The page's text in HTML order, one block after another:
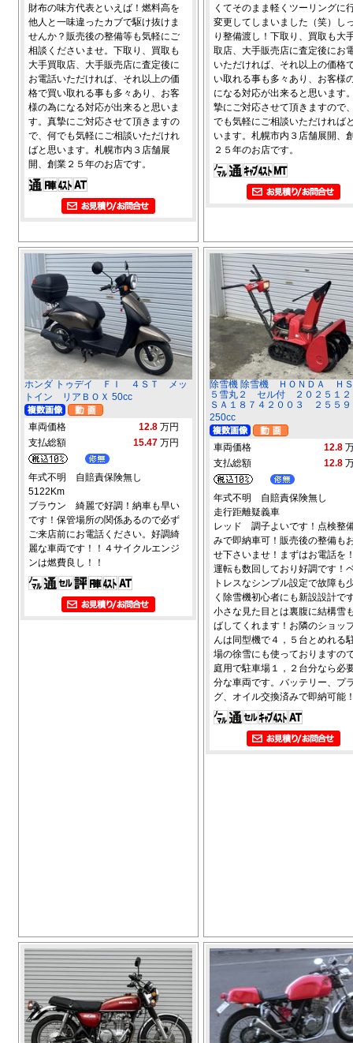
財布の味方代表といえば！燃料高を
他人と一味違ったカブで駆け抜けま
せんか？販売後の整備等も気軽にご
相談くださいませ。下取り、買取も
大手買取店、大手販売店に査定後に
お電話いただければ、それ以上の価
格で買い取れる事も多々あり、お客
様の為になる対応が出来ると思いま
す。真摯にご対応させて頂きますの
で、何でも気軽にご相談いただけれ
ばと思います。札幌市内３店舗展
開、創業２５年のお店です。
くてそのまま軽くツーリングに
変更してしまいました（笑）し
り整備渡し！下取り、買取も大
取店、大手販売店に査定後にお
いただければ、それ以上の価格
い取れる事も多々あり、お客様
になる対応が出来ると思います
摯にご対応させて頂きますので
でも気軽にご相談いただければ
います。札幌市内３店舗展開、
２５年のお店です。
ホンダ トゥデイ ＦＩ ４ＳＴ メッ
トイン リアＢＯＸ 50cc
車両価格 12.8 万円
支払総額
15.47 万円
年式不明 自賠責保険無し
5122Km
ブラウン 綺麗で好調！納車も早い
です！保管場所の関係あるので必ず
ご来店前にお電話ください。好調綺
麗な車両です！！４サイクルエンジ
ンは燃費良し！！
除雪機 除雪機 ＨＯＮＤＡ Ｈ
５雪丸２ セル付 ２０２５１２
ＳＡ１８７４２００３ ２５５９
250cc
車両価格 12.8
支払総額
12.8
年式不明 自賠責保険無し
走行距離疑義車
レッド 調子よいです！点検整
みで即納車可！販売後の整備も
せ下さいませ！まずはお電話を
運転も数回しており好調です！
トレスなシンプル設定で故障も
く除雪機初心者にも新設設計で
小さな見た目とは裏腹に結構雪
ばしてくれます！お隣のショッ
んは同型機で４，５台とめれる
場の徐雪にも使っておりますの
庭用で駐車場１，２台分なら必
分な車両です。バッテリー、プ
グ、オイル交換済みで即納可能